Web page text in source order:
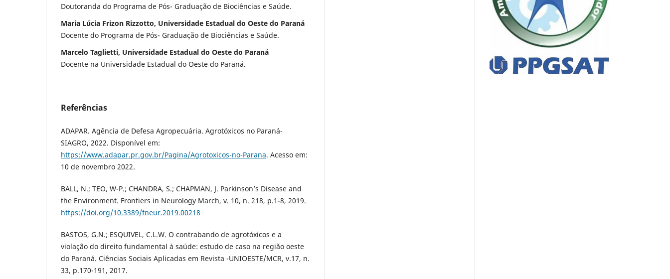
Doutoranda do Programa de Pós- Graduação de Biociências e Saúde.
Maria Lúcia Frizon Rizzotto, Universidade Estadual do Oeste do Paraná
Docente do Programa de Pós- Graduação de Biociências e Saúde.
Marcelo Taglietti, Universidade Estadual do Oeste do Paraná
Docente na Universidade Estadual do Oeste do Paraná.
Referências
ADAPAR. Agência de Defesa Agropecuária. Agrotóxicos no Paraná-
SIAGRO, 2022. Disponível em:
https://www.adapar.pr.gov.br/Pagina/Agrotoxicos-no-Parana. Acesso em:
10 de novembro 2022.
BALL, N.; TEO, W-P.; CHANDRA, S.; CHAPMAN, J. Parkinson’s Disease and
the Environment. Frontiers in Neurology March, v. 10, n. 218, p.1-8, 2019.
https://doi.org/10.3389/fneur.2019.00218
BASTOS, G.N.; ESQUIVEL, C.L.W. O contrabando de agrotóxicos e a
violação do direito fundamental à saúde: estudo de caso na região oeste
do Paraná. Ciências Sociais Aplicadas em Revista -UNIOESTE/MCR, v.17, n.
33, p.170-191, 2017.